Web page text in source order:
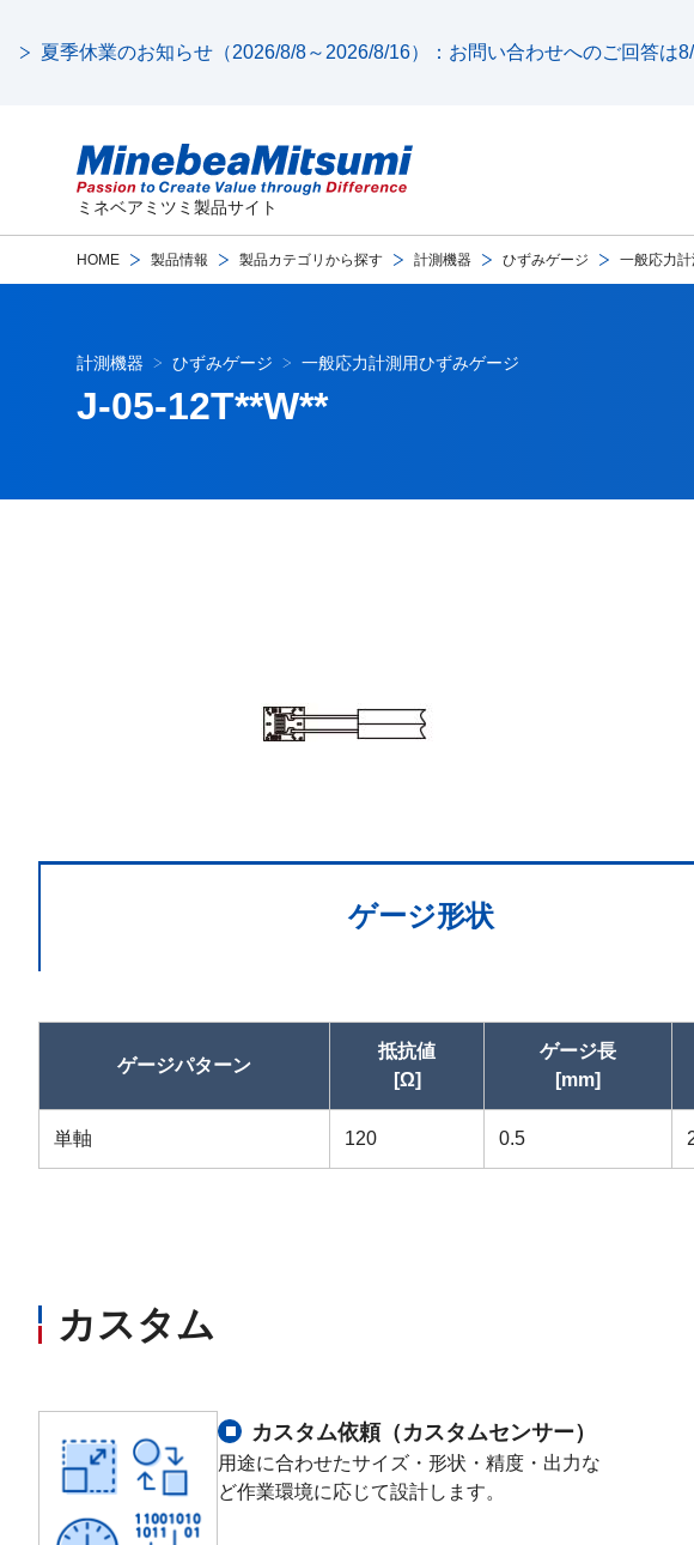
夏季休業のお知らせ（2026/8/8～2026/8/16）：お問い合わせへのご回答は8/
ミネベアミツミ製品サイト
HOME 製品情報 製品カテゴリから探す 計測機器 ひずみゲージ 一般応力
計測機器 ひずみゲージ 一般応力計測用ひずみゲージ
J-05-12T**W**
ゲージ形状
ゲージパターン
抵抗値
[Ω]
ゲージ長
[mm]
単軸 120 0.5
カスタム
カスタム依頼（カスタムセンサー）
用途に合わせたサイズ・形状・精度・出力な
ど作業環境に応じて設計します。